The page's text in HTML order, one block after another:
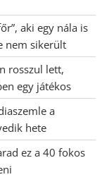
aki egy nála is
nem sikerült
rosszul lett,
egy játékos
a
hete
ez a 40 fokos